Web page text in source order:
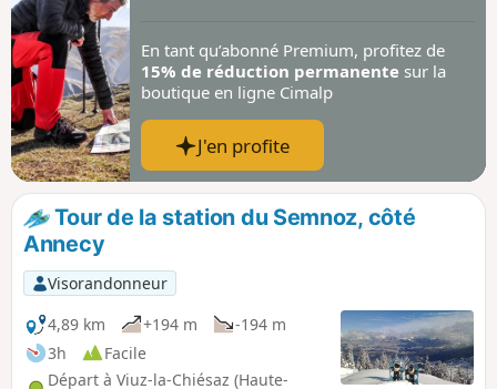
En tant qu’abonné Premium, profitez de
15% de réduction permanente sur la
boutique en ligne Cimalp
J'en profite
Tour de la station du Semnoz, côté
Annecy
Visorandonneur
4,89 km
+194 m
-194 m
3h
Facile
Départ à Viuz-la-Chiésaz (Haute-